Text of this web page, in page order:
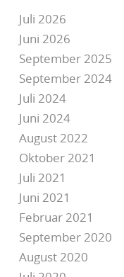
Juli 2026
Juni 2026
September 2025
September 2024
Juli 2024
Juni 2024
August 2022
Oktober 2021
Juli 2021
Juni 2021
Februar 2021
September 2020
August 2020